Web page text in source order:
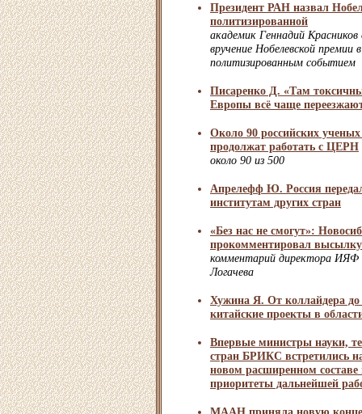
Президент РАН назвал
политизированной
академик Геннадий
вручение Нобелевской премии
политизированным событием
Писаренко Д. «Там
Европы всё чаще
Около 90 российских
продолжат работать с ЦЕРН
около 90 из 500
Апрелефф Ю. Россия
институтам других стран
«Без нас не смогут»:
прокомментировал
комментарий директора
Логачева
Хужина Я. От коллайдера до
китайские проекты в
Впервые министры науки,
стран БРИКС встретились
новом расширенном составе
приоритеты дальнейшей